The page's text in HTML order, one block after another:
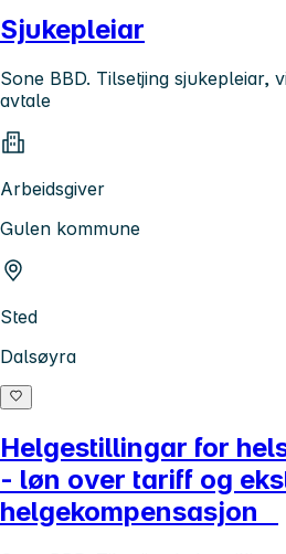
Sjukepleiar
Sone BBD. Tilsetjing sjukepleiar,
avtale
Arbeidsgiver
Gulen kommune
Sted
Dalsøyra
Helgestillingar for
- løn over tariff og
helgekompensasjon